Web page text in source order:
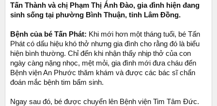
Tấn Thành và chị Phạm Thị Ánh Đào, gia đình hiện đang
sinh sống tại phường Bình Thuận, tỉnh Lâm Đồng.
Bệnh của bé Tấn Phát: Khi mới hơn một tháng tuổi, bé Tấn
Phát có dấu hiệu khó thở nhưng gia đình cho rằng đó là biểu
hiện bình thường. Chỉ đến khi nhận thấy nhịp thở của con
ngày càng nặng nhọc, mệt mỏi, gia đình mới đưa cháu đến
Bệnh viện An Phước thăm khám và được các bác sĩ chẩn
đoán mắc bệnh tim bẩm sinh.
Ngay sau đó, bé được chuyển lên Bệnh viện Tim Tâm Đức.